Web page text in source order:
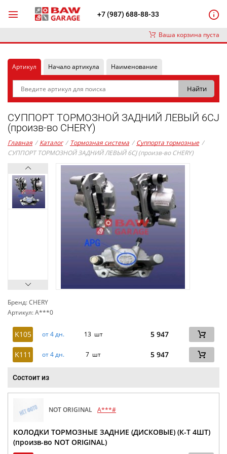
+7 (987) 688-88-33
Ваша корзина пуста
Артикул Начало артикула Наименование
СУППОРТ ТОРМОЗНОЙ ЗАДНИЙ ЛЕВЫЙ 6CJ
(произв-во CHERY)
Главная / Каталог / Тормозная система / Суппорта тормозные /
СУППОРТ ТОРМОЗНОЙ ЗАДНИЙ ЛЕВЫЙ 6CJ (произв-во CHERY)
Бренд: CHERY
Артикул: A***0
K105 от 4 дн. 13 шт 5 947
K111 от 4 дн. 7 шт 5 947
Состоит из
NOT ORIGINAL A***#
КОЛОДКИ ТОРМОЗНЫЕ ЗАДНИЕ (ДИСКОВЫЕ) (К-Т 4ШТ)
(произв-во NOT ORIGINAL)